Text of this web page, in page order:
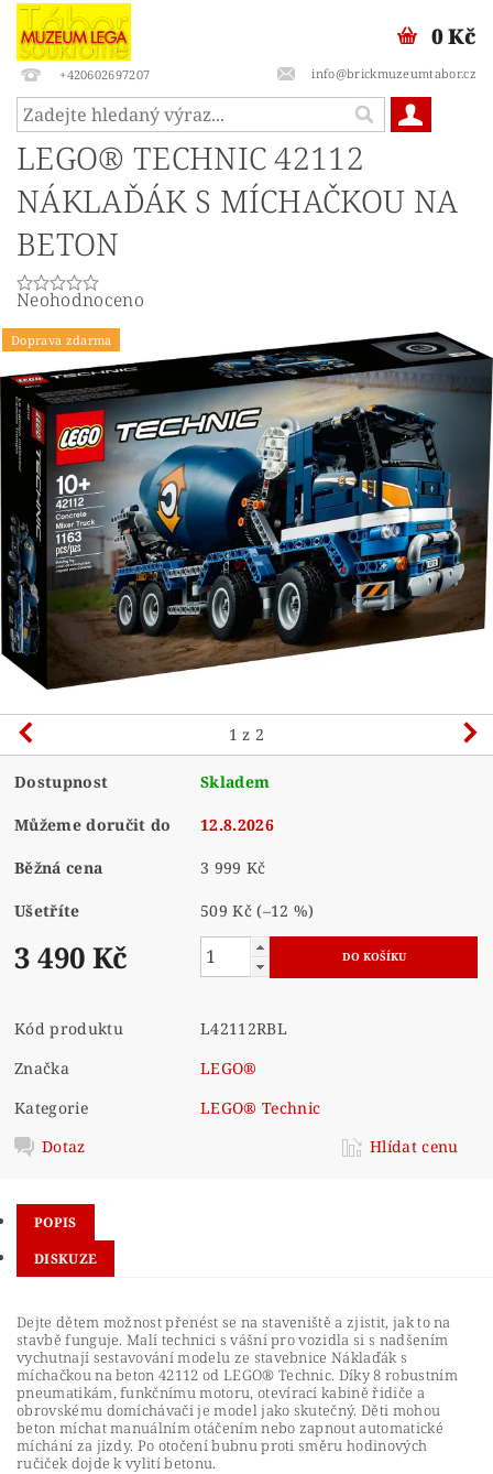
+420602697207 info@brickmuzeumtabor.cz
0 Kč
LEGO® TECHNIC 42112
NÁKLAĎÁK S MÍCHAČKOU NA
BETON
Neohodnoceno
Doprava zdarma
1 z 2
Dostupnost Skladem
Můžeme doručit do 12.8.2026
Běžná cena 3 999 Kč
Ušetříte 509 Kč(–12 %)
3 490 Kč
Kód produktu
L42112RBL
Značka
LEGO®
Kategorie
LEGO® Technic
Dotaz
Hlídat cenu
POPIS
DISKUZE
Dejte dětem možnost přenést se na staveniště a zjistit, jak to na
stavbě funguje. Malí technici s vášní pro vozidla si s nadšením
vychutnají sestavování modelu ze stavebnice Náklaďák s
míchačkou na beton 42112 od LEGO® Technic. Díky 8 robustním
pneumatikám, funkčnímu motoru, otevírací kabině řidiče a
obrovskému domíchávači je model jako skutečný. Děti mohou
beton míchat manuálním otáčením nebo zapnout automatické
míchání za jízdy. Po otočení bubnu proti směru hodinových
ručiček dojde k vylití betonu.